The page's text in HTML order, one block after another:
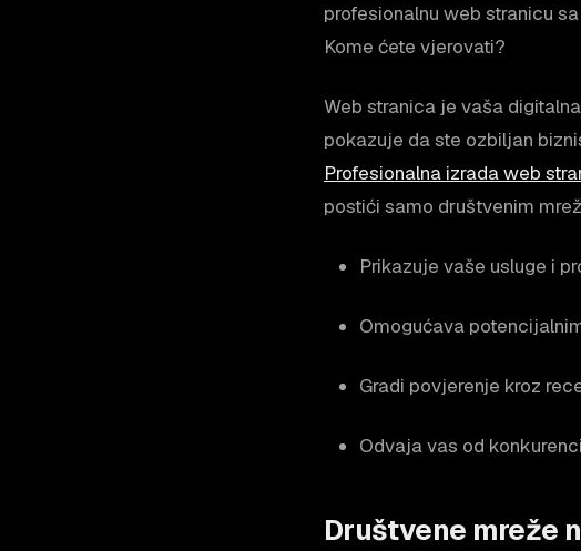
profesionalnu web stranicu
Kome ćete vjerovati?
Web stranica je vaša
pokazuje da ste ozbiljan
Profesionalna izrada web
postići samo društvenim
Prikazuje vaše usluge i
Omogućava
Gradi povjerenje kroz
Odvaja vas od
Društvene mreže